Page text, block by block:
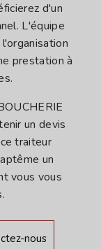
d'un
L'équipe
prestation à
un devis
traiteur
un
vous vous
nous